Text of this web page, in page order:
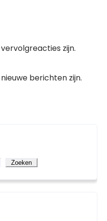
zijn.
berichten zijn.
Zoeken